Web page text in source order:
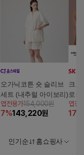
오가닉코튼 숏 슬리브
세트 (내추럴 아이보리)
앱전용가154,000원
7%143,220원
크로
로커
트(
앱전
17
인기순 홈쇼핑사